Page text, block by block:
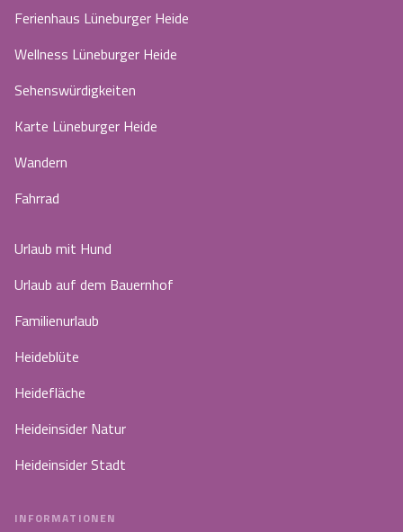
Ferienhaus Lüneburger Heide
Wellness Lüneburger Heide
Sehenswürdigkeiten
Karte Lüneburger Heide
Wandern
Fahrrad
Urlaub mit Hund
Urlaub auf dem Bauernhof
Familienurlaub
Heideblüte
Heidefläche
Heideinsider Natur
Heideinsider Stadt
INFORMATIONEN